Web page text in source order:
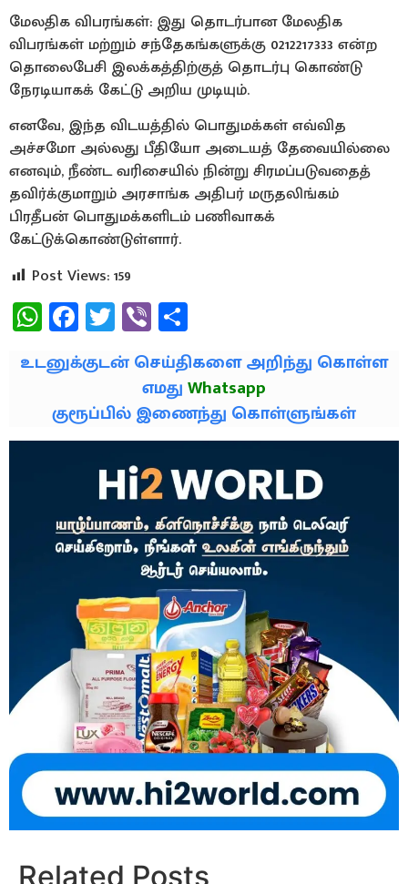
மேலதிக விபரங்கள்: இது தொடர்பான மேலதிக
விபரங்கள் மற்றும் சந்தேகங்களுக்கு 0212217333 என்ற
தொலைபேசி இலக்கத்திற்குத் தொடர்பு கொண்டு
நேரடியாகக் கேட்டு அறிய முடியும்.
எனவே, இந்த விடயத்தில் பொதுமக்கள் எவ்வித
அச்சமோ அல்லது பீதியோ அடையத் தேவையில்லை
எனவும், நீண்ட வரிசையில் நின்று சிரமப்படுவதைத்
தவிர்க்குமாறும் அரசாங்க அதிபர் மருதலிங்கம்
பிரதீபன் பொதுமக்களிடம் பணிவாகக்
கேட்டுக்கொண்டுள்ளார்.
Post Views:159
WhatsApp
Facebook
Twitter
Viber
உடனுக்குடன் செய்திகளை அறிந்து கொள்ள
எமதுWhatsapp
குரூப்பில் இணைந்து கொள்ளுங்கள்
Related Posts